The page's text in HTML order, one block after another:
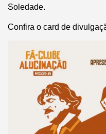
Soledade.
Confira o card de